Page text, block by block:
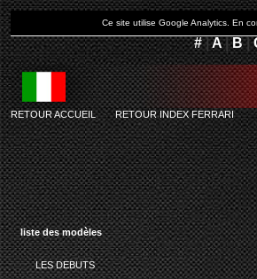
Ce site utilise Google Analytics. En
liste des modèles
LES DEBUTS
# |A|B|
RETOUR ACCUEIL-RETOUR INDEX FERRARI